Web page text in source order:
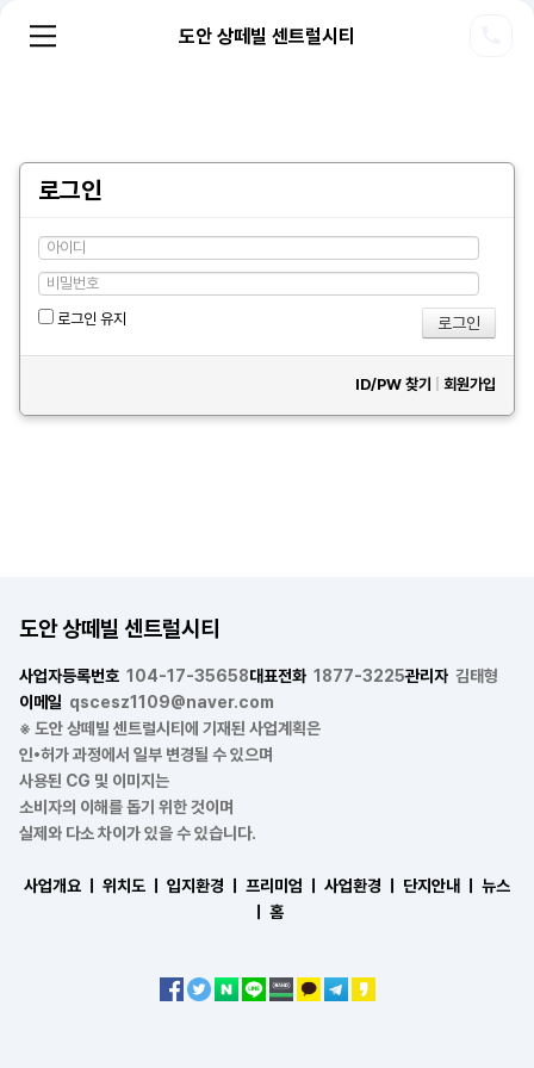
도안 상떼빌 센트럴시티
로그인
로그인 유지
ID/PW 찾기 회원가입
도안 상떼빌 센트럴시티
사업자등록번호 104-17-35658대표전화 1877-3225관리자 김태형
이메일 qscesz1109@naver.com
※ 도안 상떼빌 센트럴시티에 기재된 사업계획은
인•허가 과정에서 일부 변경될 수 있으며
사용된 CG 및 이미지는
소비자의 이해를 돕기 위한 것이며
실제와 다소 차이가 있을 수 있습니다.
사업개요 ㅣ 위치도 ㅣ 입지환경 ㅣ 프리미엄 ㅣ 사업환경 ㅣ 단지안내 ㅣ
뉴스
홈